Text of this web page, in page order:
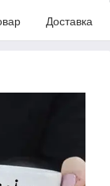
Доставка